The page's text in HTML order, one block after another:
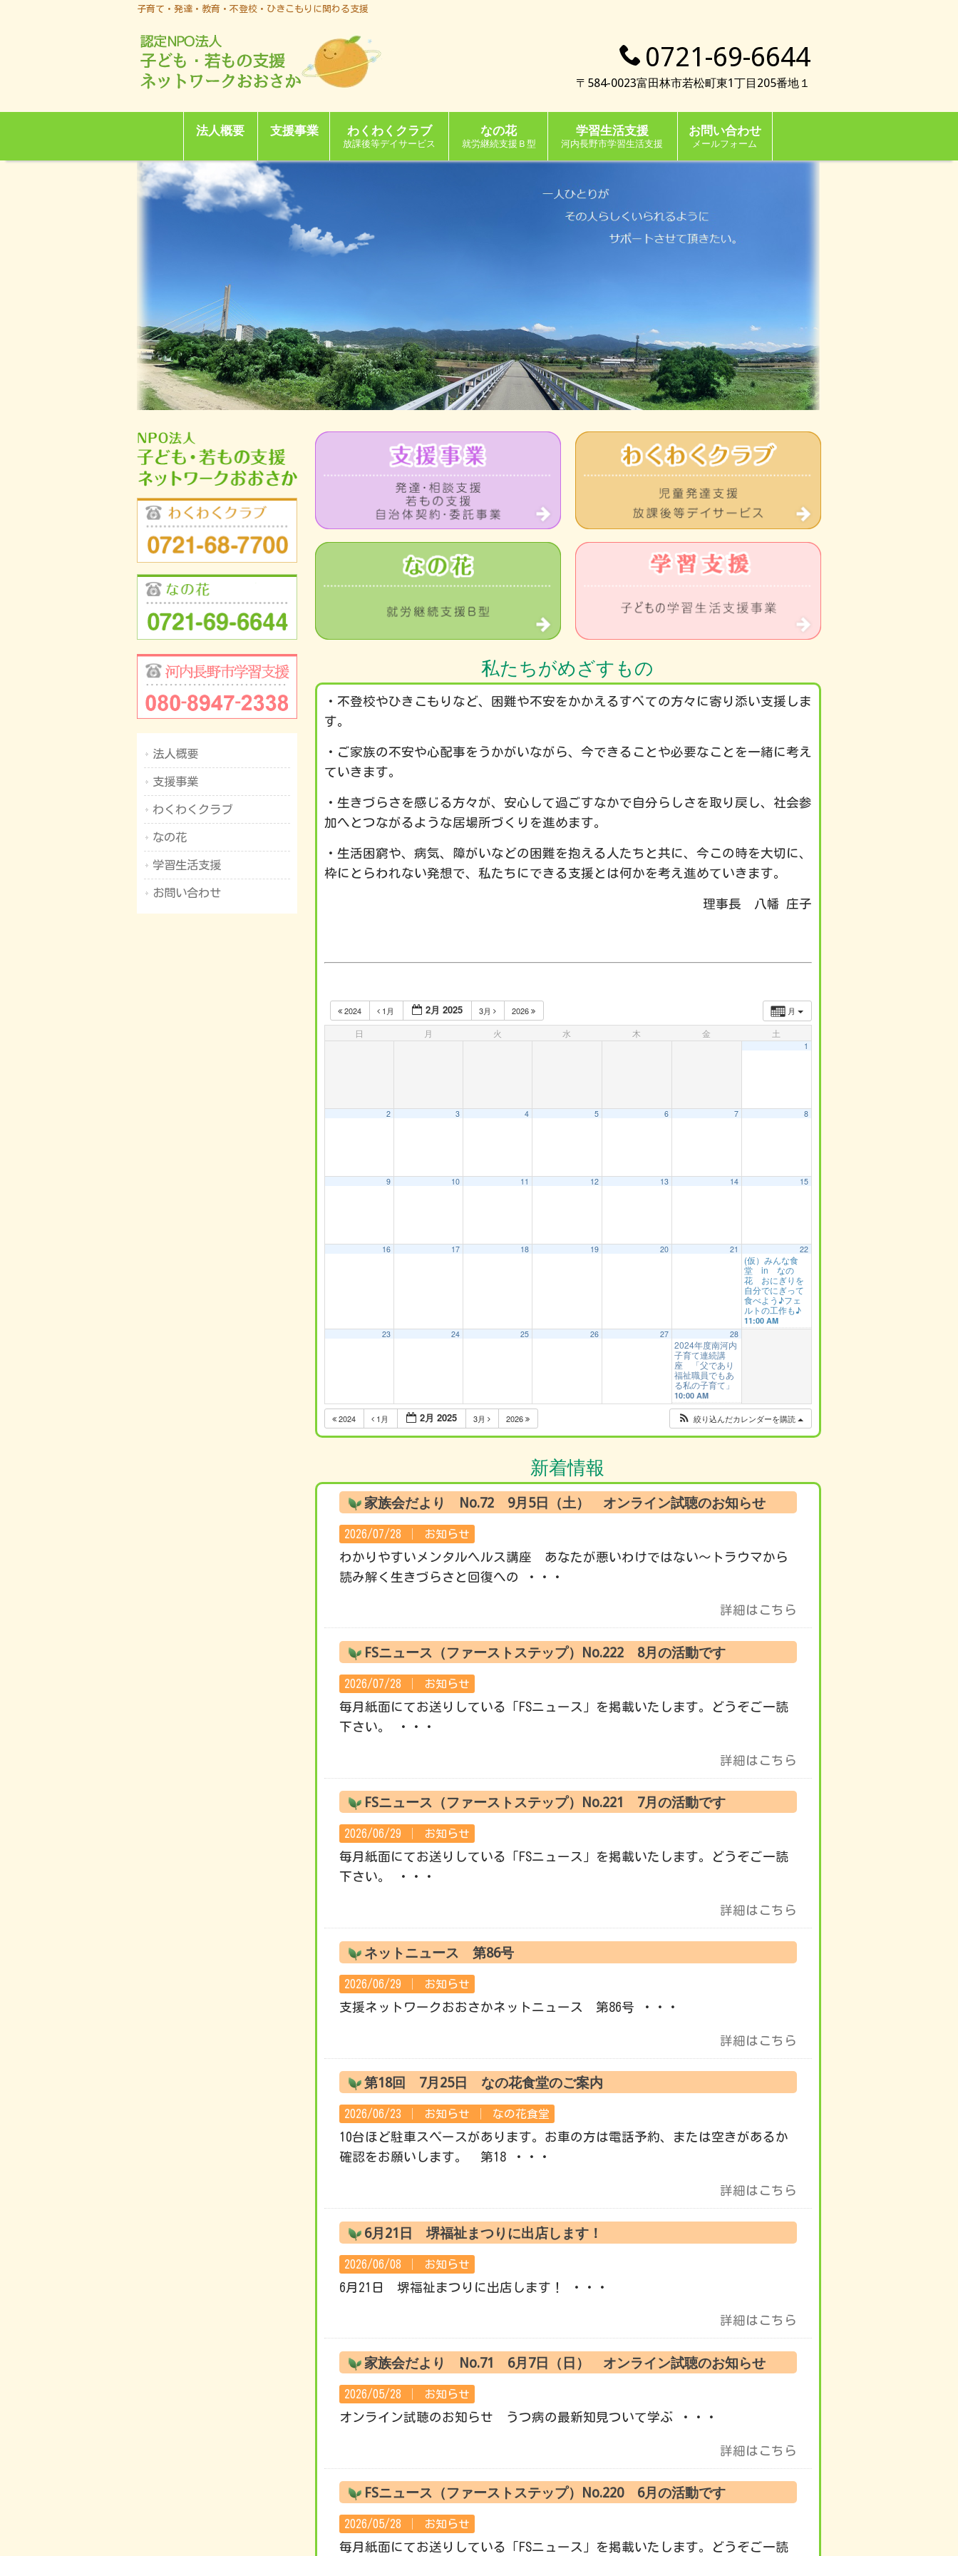
子育て・発達・教育・不登校・ひきこもりに関わる支援
0721-69-6644
〒584-0023富田林市若松町東1丁目205番地１
法人概要 支援事業 わくわくクラブ
放課後等デイサービス
なの花
就労継続支援Ｂ型
学習生活支援
河内長野市学習生活支援
お問い合わせ
メールフォーム
私たちがめざすもの
・不登校やひきこもりなど、困難や不安をかかえるすべての方々に寄り添い支援しま
す。
・ご家族の不安や心配事をうかがいながら、今できることや必要なことを一緒に考え
ていきます。
・生きづらさを感じる方々が、安心して過ごすなかで自分らしさを取り戻し、社会参
加へとつながるような居場所づくりを進めます。
・生活困窮や、病気、障がいなどの困難を抱える人たちと共に、今この時を大切に、
枠にとらわれない発想で、私たちにできる支援とは何かを考え進めていきます。
理事長 八幡 庄子
月
2024 1月 2月 2025 3月 2026
日 月 火 水 木 金 土
1
2 3 4 5 6 7 8
9 10 11 12 13 14 15
16 17 18 19 20 21 22
(仮）みんな食
堂 in なの
花 おにぎりを
自分でにぎって
食べよう♪フェ
ルトの工作も♪
11:00 AM
23
24 25 26 27 28
2024年度南河内
子育て連続講
座 「父であり
福祉職員でもあ
る私の子育て」
10:00 AM
2024 1月 2月 2025 3月 2026 絞り込んだカレンダーを購読
新着情報
家族会だより No.72 9月5日（土） オンライン試聴のお知らせ
2026/07/28 │ お知らせ
わかりやすいメンタルヘルス講座 あなたが悪いわけではない～トラウマから
読み解く生きづらさと回復への ・・・
詳細はこちら
FSニュース（ファーストステップ）No.222 8月の活動です
2026/07/28 │ お知らせ
毎月紙面にてお送りしている「FSニュース」を掲載いたします。どうぞご一読
下さい。 ・・・
詳細はこちら
FSニュース（ファーストステップ）No.221 7月の活動です
2026/06/29 │ お知らせ
毎月紙面にてお送りしている「FSニュース」を掲載いたします。どうぞご一読
下さい。 ・・・
詳細はこちら
ネットニュース 第86号
2026/06/29 │ お知らせ
支援ネットワークおおさかネットニュース 第86号 ・・・
詳細はこちら
第18回 7月25日 なの花食堂のご案内
2026/06/23 │ お知らせ なの花食堂
10台ほど駐車スペースがあります。お車の方は電話予約、または空きがあるか
確認をお願いします。 第18 ・・・
詳細はこちら
6月21日 堺福祉まつりに出店します！
2026/06/08 │ お知らせ
6月21日 堺福祉まつりに出店します！ ・・・
詳細はこちら
家族会だより No.71 6月7日（日） オンライン試聴のお知らせ
2026/05/28 │ お知らせ
オンライン試聴のお知らせ うつ病の最新知見ついて学ぶ ・・・
詳細はこちら
FSニュース（ファーストステップ）No.220 6月の活動です
2026/05/28 │ お知らせ
毎月紙面にてお送りしている「FSニュース」を掲載いたします。どうぞご一読
法人概要
支援事業
わくわくクラブ
なの花
学習生活支援
お問い合わせ